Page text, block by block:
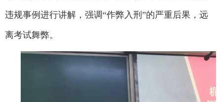
违规事例进行讲解， 强调“作弊入刑”的严重后果，远
离考试舞弊。